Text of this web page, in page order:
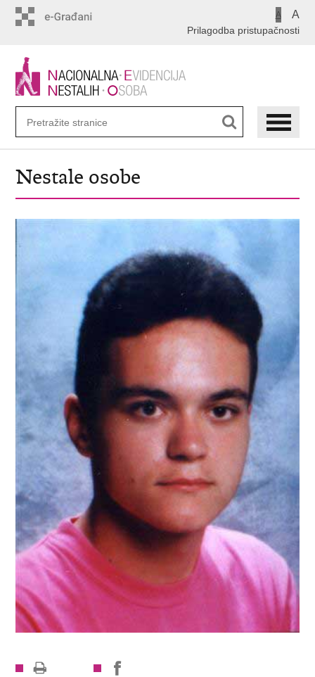
A A
Prilagodba pristupačnosti
Nestale osobe